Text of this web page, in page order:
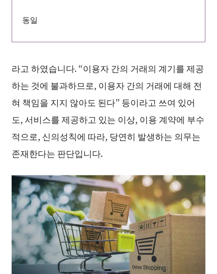
동일
라고 하였습니다. “이용자 간의 거래의 계기를 제공
하는 것에 불과하므로, 이용자 간의 거래에 대해 전
혀 책임을 지지 않아도 된다” 등이라고 쓰여 있어
도, 서비스를 제공하고 있는 이상, 이용 계약에 부수
적으로, 신의성칙에 따라, 당연히 발생하는 의무는
존재한다는 판단입니다.